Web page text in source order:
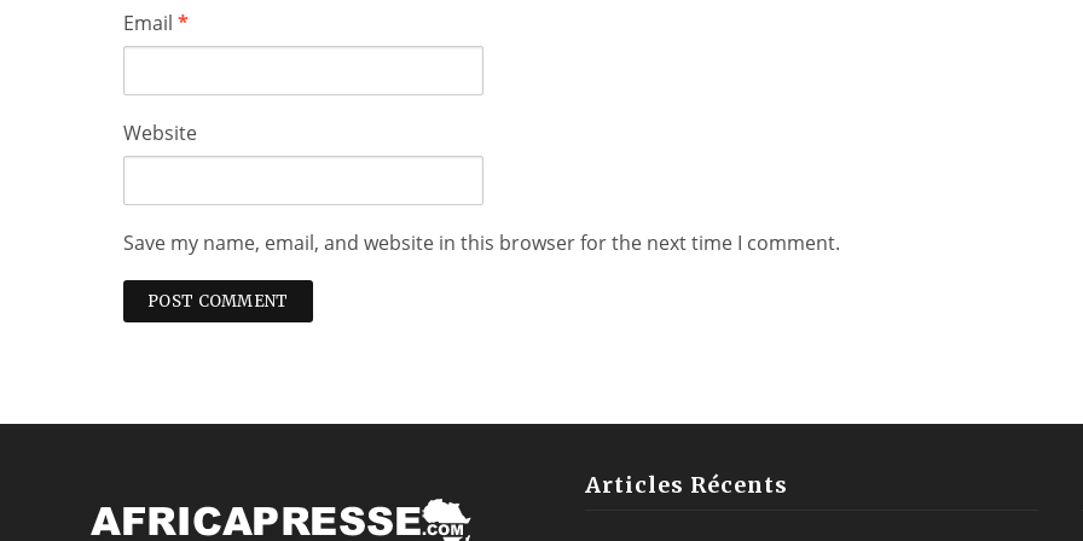
Email *
Website
Save my name, email, and website in this browser for the next time I comment.
Articles Récents